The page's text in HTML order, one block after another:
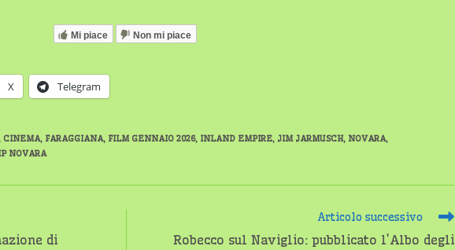
Mi piace Non mi piace
X Telegram
CINEMA, FARAGGIANA, FILM GENNAIO 2026, INLAND EMPIRE, JIM JARMUSCH, NOVARA,
NOVARA
di
Articolo successivo
Robecco sul Naviglio: pubblicato l’Albo degli